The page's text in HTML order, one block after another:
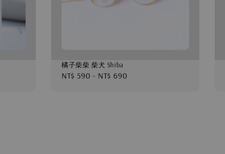
橘子柴柴 柴犬 Shiba
Regular
NT$ 590 - NT$ 690